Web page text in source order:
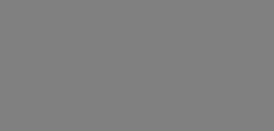
- Menü öffnen